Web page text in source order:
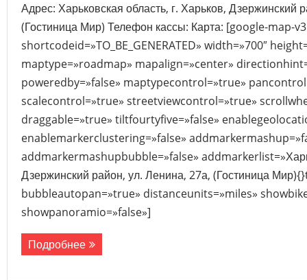
Адрес: Харьковская область, г. Харьков, Дзержинский
(Гостиница Мир) Телефон кассы: Карта: [google-map-v3
shortcodeid=»TO_BE_GENERATED» width=»700″
maptype=»roadmap» mapalign=»center»
poweredby=»false» maptypecontrol=»true»
scalecontrol=»true» streetviewcontrol=»true»
draggable=»true» tiltfourtyfive=»false»
enablemarkerclustering=»false»
addmarkermashupbubble=»false»
Дзержинский район, ул. Ленина, 27а, (Гостиница
bubbleautopan=»true» distanceunits=»miles»
showpanoramio=»false»]
Подробнее